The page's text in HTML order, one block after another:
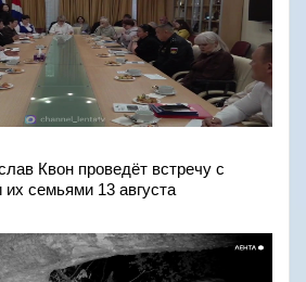
Квон проведёт встречу с
семьями 13 августа